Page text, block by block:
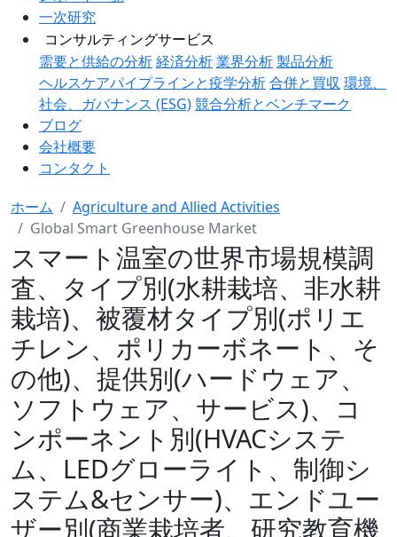
一次研究
コンサルティングサービス
需要と供給の分析経済分析業界分析製品分析
ヘルスケアパイプラインと疫学分析合併と買収 環境、
社会、ガバナンス (ESG)競合分析とベンチマーク
ブログ
会社概要
コンタクト
ホーム
Agriculture and Allied Activities
Global Smart Greenhouse Market
スマート温室の世界市場規模調
査、タイプ別(水耕栽培、非水耕
栽培)、被覆材タイプ別(ポリエ
チレン、ポリカーボネート、そ
の他)、提供別(ハードウェア、
ソフトウェア、サービス)、コ
ンポーネント別(HVACシステ
ム、LEDグローライト、制御シ
ステム&センサー)、エンドユー
ザー別(商業栽培者、研究教育機